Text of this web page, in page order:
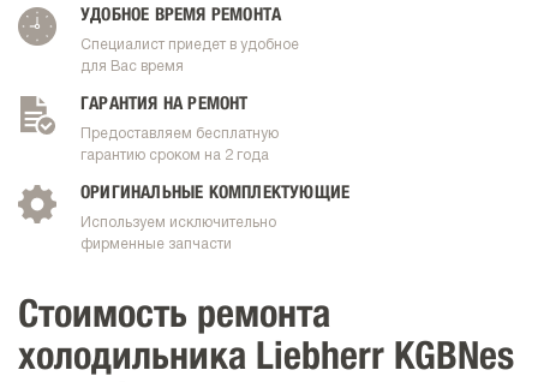
УДОБНОЕ ВРЕМЯ РЕМОНТА
Специалист приедет в удобное
для Вас время
ГАРАНТИЯ НА РЕМОНТ
Предоставляем бесплатную
гарантию сроком на 2 года
ОРИГИНАЛЬНЫЕ КОМПЛЕКТУЮЩИЕ
Используем исключительно
фирменные запчасти
Стоимость ремонта
холодильника Liebherr KGBNes